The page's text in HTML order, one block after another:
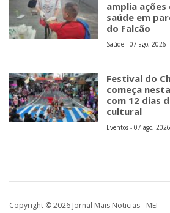
amplia
saúde em
do Falcão
Saúde - 07 ago, 2026
Festival do
começa
com 12 dias
cultural
Eventos - 07 ago, 2026
Copyright © 2026 Jornal Mais Noticias - MEI